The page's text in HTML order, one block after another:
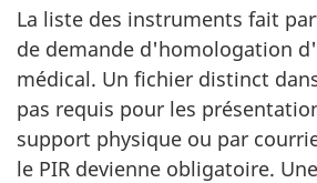
La liste des instruments fait
de demande d'homologation
médical. Un fichier distinct
pas requis pour les
support physique ou par
le PIR devienne obligatoire.